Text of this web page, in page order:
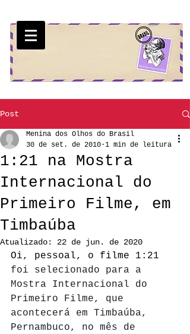
Post
1:21 na Mostra
Internacional do
Primeiro Filme, em
Timbaúba
Menina dos Olhos do Brasil
30 de set. de 2010 1 min de leitura
Atualizado: 22 de jun. de 2020
Oi, pessoal, o filme 1:21
foi selecionado para a
Mostra Internacional do
Primeiro Filme, que
acontecerá em Timbaúba,
Pernambuco, no mês de